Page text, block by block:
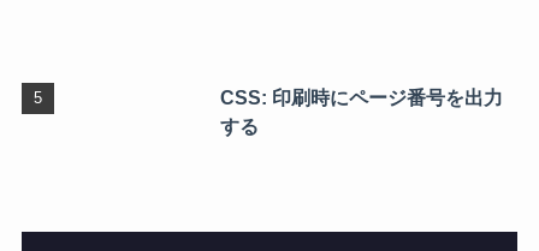
CSS: 印刷時にページ番号を出力
する